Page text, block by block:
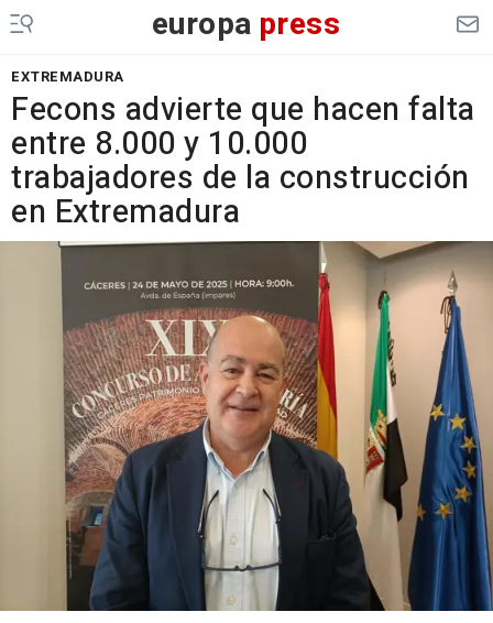
europa press
EXTREMADURA
Fecons advierte que hacen falta
entre 8.000 y 10.000
trabajadores de la construcción
en Extremadura